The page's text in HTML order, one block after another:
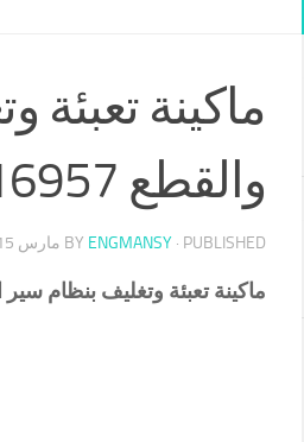
ماكينة تعبئة
والقطع 01211116957
BY ENGMANSY · PUBLISHED مارس 15, 2018
ماكينة تعبئة وتغليف بنظام سير